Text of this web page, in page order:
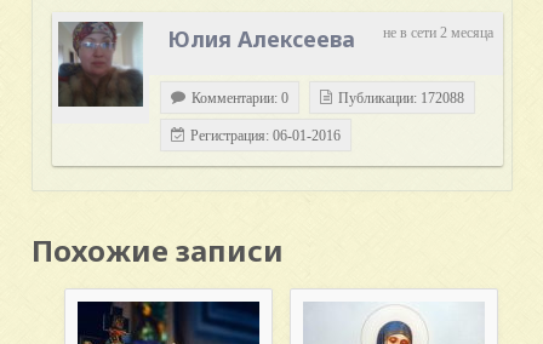
не в сети 2 месяца
Юлия Алексеева
Комментарии: 0 Публикации: 172088
Регистрация: 06-01-2016
Похожие записи